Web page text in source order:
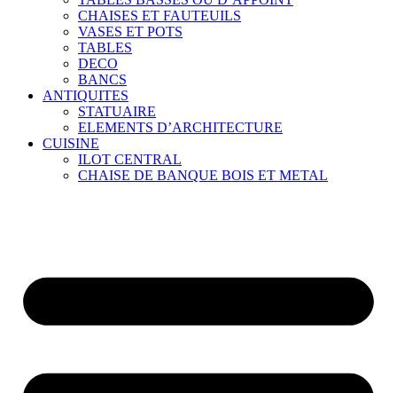
CHAISES ET FAUTEUILS
VASES ET POTS
TABLES
DECO
BANCS
ANTIQUITES
STATUAIRE
ELEMENTS D’ARCHITECTURE
CUISINE
ILOT CENTRAL
CHAISE DE BANQUE BOIS ET METAL